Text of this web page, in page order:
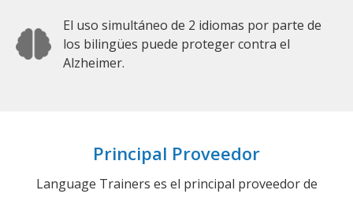
El uso simultáneo de 2 idiomas por parte de
los bilingües puede proteger contra el
Alzheimer.
Principal Proveedor
Language Trainers es el principal proveedor de